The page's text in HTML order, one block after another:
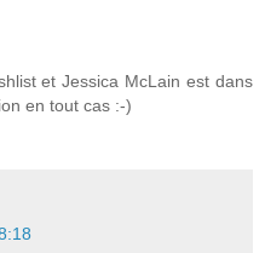
et Jessica McLain est dans
en tout cas :-)